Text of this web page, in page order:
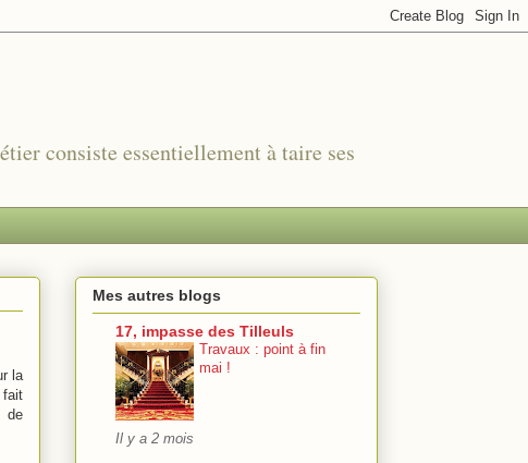
consiste essentiellement à taire ses
la
Mes autres blogs
17, impasse des Tilleuls
Travaux : point à fin
mai !
Il y a 2 mois